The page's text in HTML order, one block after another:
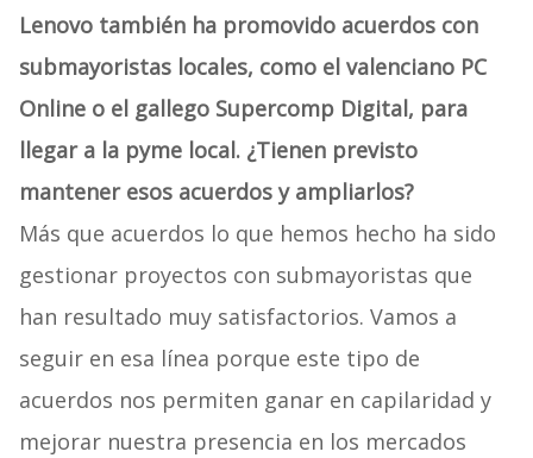
Lenovo también ha promovido acuerdos con
submayoristas locales, como el valenciano PC
Online o el gallego Supercomp Digital, para
llegar a la pyme local. ¿Tienen previsto
mantener esos acuerdos y ampliarlos?
Más que acuerdos lo que hemos hecho ha sido
gestionar proyectos con submayoristas que
han resultado muy satisfactorios. Vamos a
seguir en esa línea porque este tipo de
acuerdos nos permiten ganar en capilaridad y
mejorar nuestra presencia en los mercados